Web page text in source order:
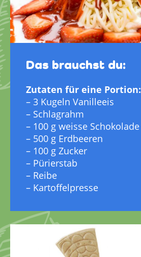
Das brauchst du:
Zutaten für eine Portion:
– 3 Kugeln Vanilleeis
– Schlagrahm
– 100 g weisse Schokolade
– 500 g Erdbeeren
– 100 g Zucker
– Pürierstab
– Reibe
– Kartoffelpresse